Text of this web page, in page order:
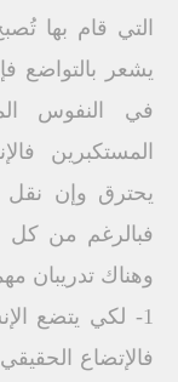
التي قام بها
يشعر بالتواضع
في النفوس
المستكبرين
يحترق وإن
فبالرغم من كل
وهناك تدريبان
1- لكي يتضع
فالإتضاع